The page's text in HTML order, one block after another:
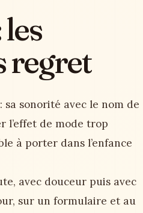
regret
sonorité avec le nom de
l’effet de mode trop
à porter dans l’enfance
avec douceur puis avec
sur un formulaire et au